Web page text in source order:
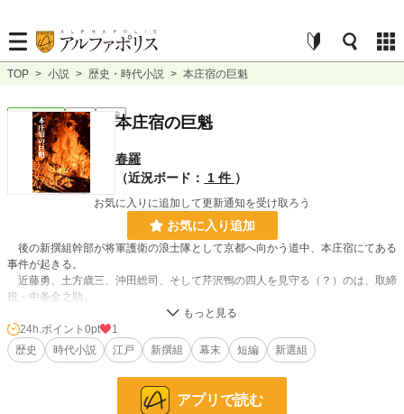
TOP > 小説 > 歴史・時代小説 > 本庄宿の巨魁
歴史・時代 完結 短編本庄宿の巨魁
春羅
（近況ボード：
1 件 ）
お気に入りに追加して更新通知を受け取ろう
お気に入り追加
後の新撰組幹部が将軍護衛の浪士隊として京都へ向かう道中、本庄宿にてある
事件が起きる。
近藤勇、土方歳三、沖田総司、そして芹沢鴨の四人を見守る（？）のは、取締
役・中条金之助。
彼の回想による、史実に基づいたオリジナル小説。
小説 228,881 位 / 228,881 件
3,224 位 / 3,224 件
24h.ポイント 0pt
1
歴史
時代小説 江戸 新撰組 幕末 短編 新選組
アプリで読む